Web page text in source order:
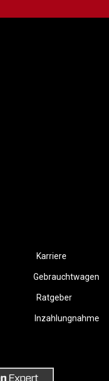
Karriere
Gebrauchtwagen
Ratgeber
Inzahlungnahme